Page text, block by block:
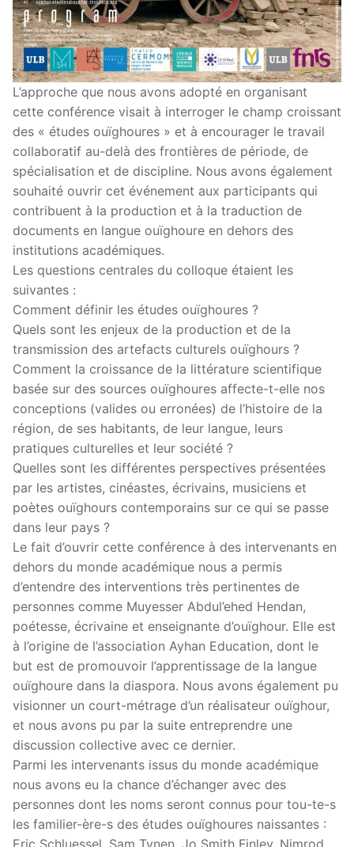
L’approche que nous avons adopté en organisant
cette conférence visait à interroger le champ croissant
des « études ouïghoures » et à encourager le travail
collaboratif au-delà des frontières de période, de
spécialisation et de discipline. Nous avons également
souhaité ouvrir cet événement aux participants qui
contribuent à la production et à la traduction de
documents en langue ouïghoure en dehors des
institutions académiques.
Les questions centrales du colloque étaient les
suivantes :
Comment définir les études ouïghoures ?
Quels sont les enjeux de la production et de la
transmission des artefacts culturels ouïghours ?
Comment la croissance de la littérature scientifique
basée sur des sources ouïghoures affecte-t-elle nos
conceptions (valides ou erronées) de l’histoire de la
région, de ses habitants, de leur langue, leurs
pratiques culturelles et leur société ?
Quelles sont les différentes perspectives présentées
par les artistes, cinéastes, écrivains, musiciens et
poètes ouïghours contemporains sur ce qui se passe
dans leur pays ?
Le fait d’ouvrir cette conférence à des intervenants en
dehors du monde académique nous a permis
d’entendre des interventions très pertinentes de
personnes comme Muyesser Abdul’ehed Hendan,
poétesse, écrivaine et enseignante d’ouïghour. Elle est
à l’origine de l’association Ayhan Education, dont le
but est de promouvoir l’apprentissage de la langue
ouïghoure dans la diaspora. Nous avons également pu
visionner un court-métrage d’un réalisateur ouïghour,
et nous avons pu par la suite entreprendre une
discussion collective avec ce dernier.
Parmi les intervenants issus du monde académique
nous avons eu la chance d’échanger avec des
personnes dont les noms seront connus pour tou-te-s
les familier-ère-s des études ouïghoures naissantes :
Eric Schluessel, Sam Tynen, Jo Smith Finley, Nimrod